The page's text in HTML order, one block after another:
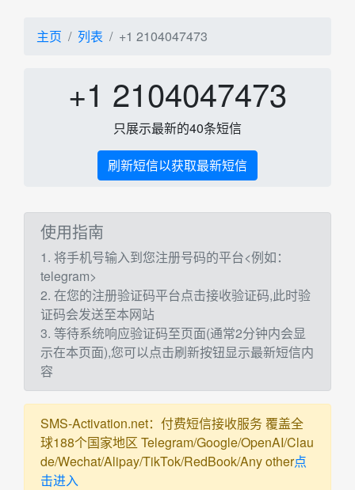
主页 列表 +1 2104047473
+1 2104047473
只展示最新的40条短信
刷新短信以获取最新短信
使用指南
1. 将手机号输入到您注册号码的平台<例如：
telegram>
2. 在您的注册验证码平台点击接收验证码,此时验
证码会发送至本网站
3. 等待系统响应验证码至页面(通常2分钟内会显
示在本页面),您可以点击刷新按钮显示最新短信内
容
SMS-Activation.net：付费短信接收服务 覆盖全
球188个国家地区 Telegram/Google/OpenAI/Clau
de/Wechat/Alipay/TikTok/RedBook/Any other点
击进入